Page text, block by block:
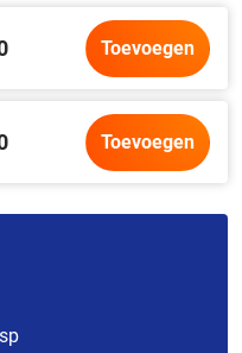
Toevoegen
Toevoegen